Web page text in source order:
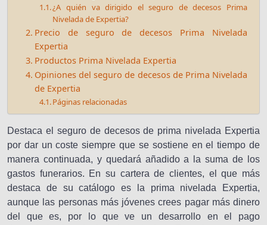
¿A quién va dirigido el seguro de decesos Prima
Nivelada de Expertia?
Precio de seguro de decesos Prima Nivelada
Expertia
Productos Prima Nivelada Expertia
Opiniones del seguro de decesos de Prima Nivelada
de Expertia
Páginas relacionadas
Destaca el seguro de decesos de prima nivelada Expertia
por dar un coste siempre que se sostiene en el tiempo de
manera continuada, y quedará añadido a la suma de los
gastos funerarios. En su cartera de clientes, el que más
destaca de su catálogo es la prima nivelada Expertia,
aunque las personas más jóvenes crees pagar más dinero
del que es, por lo que ve un desarrollo en el pago